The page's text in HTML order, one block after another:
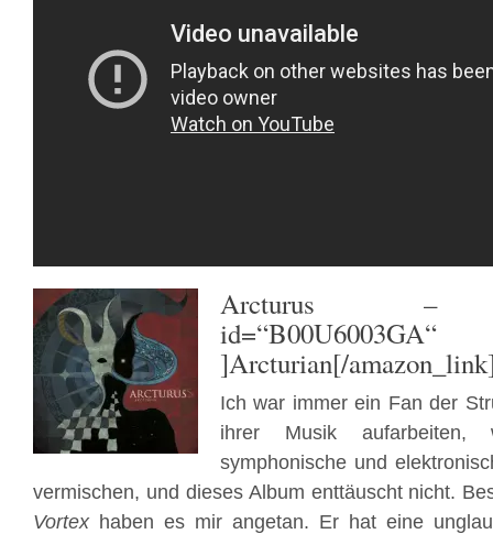
Arcturus –
id=“B00U6003GA“
]Arcturian[/
Ich war immer ein Fan der
ihrer Musik aufarbeiten,
symphonische und
vermischen, und dieses Album enttäuscht nicht.
Vortexhaben es mir angetan. Er hat eine